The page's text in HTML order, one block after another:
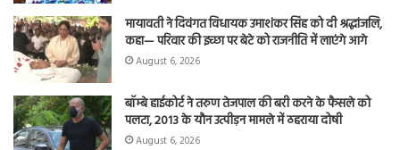
मायावती ने दिवंगत विधायक उमाशंकर सिंह को दी श्रद्धांजलि,
कहा— परिवार की इच्छा पर बेटे को राजनीति में लाएंगे आगे
August 6, 2026
बॉम्बे हाईकोर्ट ने तरुण तेजपाल की बरी करने के फैसले को
पलटा, 2013 के यौन उत्पीड़न मामले में ठहराया दोषी
August 6, 2026